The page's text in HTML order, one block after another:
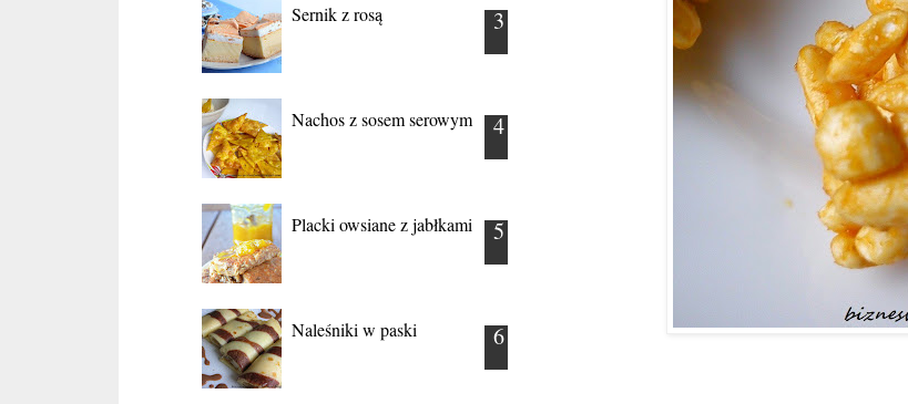
Sernik z rosą
Nachos z sosem serowym
Placki owsiane z jabłkami
Naleśniki w paski